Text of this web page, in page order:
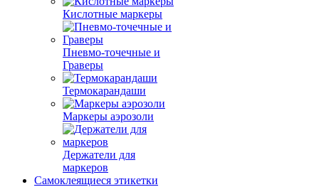
Кислотные маркеры
Пневмо-точечные и
Граверы
Термокарандаши
Маркеры аэрозоли
Держатели для
маркеров
Самоклеящиеся этикетки